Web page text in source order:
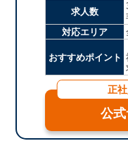
求人数
対応エリア
おすすめポイント
正
公